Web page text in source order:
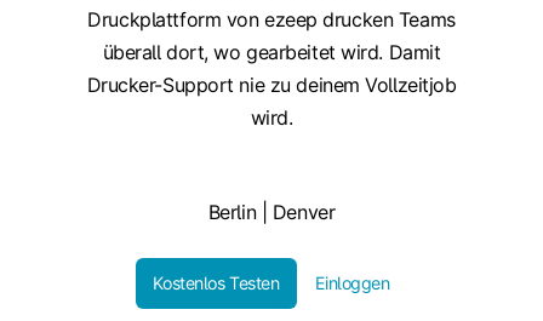
Druckplattform von ezeep drucken Teams
überall dort, wo gearbeitet wird. Damit
Drucker-Support nie zu deinem Vollzeitjob
wird.
Berlin | Denver
Kostenlos Testen Einloggen